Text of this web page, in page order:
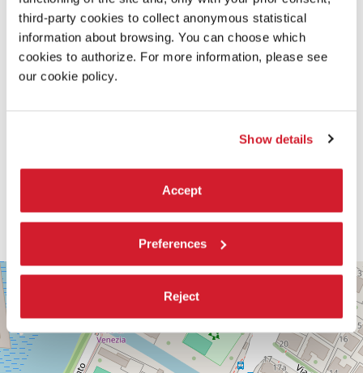
third-party cookies to collect anonymous statistical
information about browsing. You can choose which
cookies to authorize. For more information, please see
our cookie policy.
Show details
Accept
Preferences
Reject
PALABIENNALE
VIA
SANDRO
GALLO
86
30126
LIDO
+